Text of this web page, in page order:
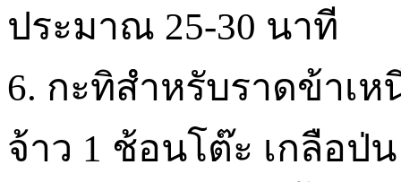
ประมาณ 25-30 นาที
6. กะทิสำหรับราดข้าเ
จ้าว 1 ช้อนโต๊ะ เกลือป่